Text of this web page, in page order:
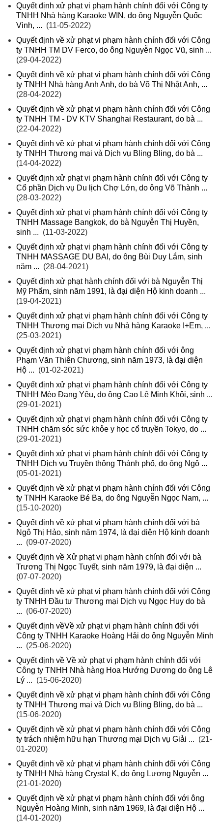
Quyết định xử phạt vi phạm hành chính đối với Công ty
TNHH Nhà hàng Karaoke WIN, do ông Nguyễn Quốc
Vinh, ... (11-05-2022)
Quyết định về xử phạt vi phạm hành chính đối với Công
ty TNHH TM DV Ferco, do ông Nguyễn Ngọc Vũ, sinh ...
(29-04-2022)
Quyết định về xử phạt vi phạm hành chính đối với Công
ty TNHH Nhà hàng Anh Anh, do bà Võ Thị Nhật Anh, ...
(28-04-2022)
Quyết định về xử phạt vi phạm hành chính đối với Công
ty TNHH TM - DV KTV Shanghai Restaurant, do bà ...
(22-04-2022)
Quyết định về xử phạt vi phạm hành chính đối với Công
ty TNHH Thương mại và Dịch vụ Bling Bling, do bà ...
(14-04-2022)
Quyết định xử phạt vi phạm hành chính đối với Công ty
Cổ phần Dịch vụ Du lịch Chợ Lớn, do ông Võ Thành ...
(28-03-2022)
Quyết định xử phạt vi phạm hành chính đối với Công ty
TNHH Massage Bangkok, do bà Nguyễn Thị Huyền,
sinh ... (11-03-2022)
Quyết định xử phạt vi phạm hành chính đối với Công ty
TNHH MASSAGE DU BAI, do ông Bùi Duy Lắm, sinh
năm ... (28-04-2021)
Quyết định xử phạt hành chính đối với bà Nguyễn Thị
Mỹ Phẩm, sinh năm 1991, là đại diện Hộ kinh doanh ...
(19-04-2021)
Quyết định xử phạt vi phạm hành chính đối với Công ty
TNHH Thương mại Dịch vụ Nhà hàng Karaoke I+Em, ...
(25-03-2021)
Quyết định xử phạt vi phạm hành chính đối với ông
Phạm Văn Thiên Chương, sinh năm 1973, là đại diện
Hộ ... (01-02-2021)
Quyết định xử phạt vi phạm hành chính đối với Công ty
TNHH Mèo Đang Yêu, do ông Cao Lê Minh Khôi, sinh ...
(29-01-2021)
Quyết định xử phạt vi phạm hành chính đối với Công ty
TNHH chăm sóc sức khỏe y học cổ truyền Tokyo, do ...
(29-01-2021)
Quyết định xử phạt vi phạm hành chính đối với Công ty
TNHH Dịch vụ Truyền thông Thành phố, do ông Ngô ...
(05-01-2021)
Quyết định về xử phạt vi phạm hành chính đối với Công
ty TNHH Karaoke Bé Ba, do ông Nguyễn Ngọc Nam, ...
(15-10-2020)
Quyết định về xử phạt vi phạm hành chính đối với bà
Ngô Thị Hảo, sinh năm 1974, là đại diện Hộ kinh doanh
... (09-07-2020)
Quyết định về Xử phạt vi phạm hành chính đối với bà
Trương Thị Ngọc Tuyết, sinh năm 1979, là đại diện ...
(07-07-2020)
Quyết định về xử phạt vi phạm hành chính đối với Công
ty TNHH Đầu tư Thương mại Dịch vụ Ngọc Huy do bà
... (06-07-2020)
Quyết định vềVề xử phạt vi phạm hành chính đối với
Công ty TNHH Karaoke Hoàng Hải do ông Nguyễn Minh
... (25-06-2020)
Quyết định về Về xử phạt vi phạm hành chính đối với
Công ty TNHH Nhà hàng Hoa Hướng Dương do ông Lê
Lý ... (15-06-2020)
Quyết định về xử phạt vi phạm hành chính đối với Công
ty TNHH Thương mại và Dịch vụ Bling Bling, do bà ...
(15-06-2020)
Quyết định về xử phạt vi phạm hành chính đối với Công
ty trách nhiệm hữu hạn Thương mại Dịch vụ Giải ... (21-
01-2020)
Quyết định về xử phạt vi phạm hành chính đối với Công
ty TNHH Nhà hàng Crystal K, do ông Lương Nguyễn ...
(21-01-2020)
Quyết định về xử phạt vi phạm hành chính đối với ông
Nguyễn Hoàng Minh, sinh năm 1969, là đại diện Hộ ...
(14-01-2020)